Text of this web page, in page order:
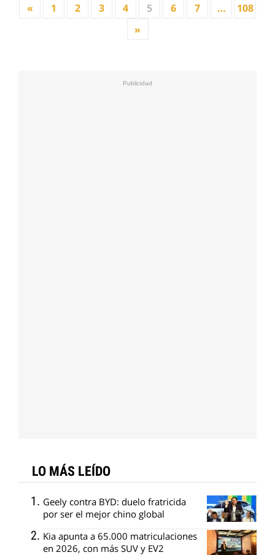
« 1 2 3 4 5 6 7 …
108
»
LO MÁS LEÍDO
Geely contra BYD: duelo fratricida
por ser el mejor chino global
Kia apunta a 65.000 matriculaciones
en 2026, con más SUV y EV2